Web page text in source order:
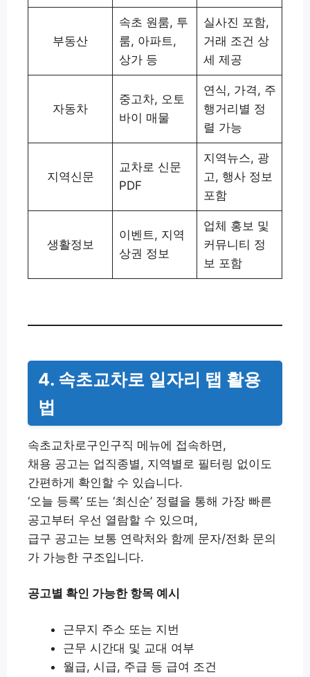
부동산
속초 원룸, 투
룸, 아파트,
상가 등
실사진 포함,
거래 조건 상
세 제공
자동차
중고차, 오토
바이 매물
연식, 가격, 주
행거리별 정
렬 가능
지역신문
교차로 신문
PDF
지역뉴스, 광
고, 행사 정보
포함
생활정보
이벤트, 지역
상권 정보
업체 홍보 및
커뮤니티 정
보 포함
4. 속초교차로 일자리 탭 활용
법
속초교차로구인구직 메뉴에 접속하면,
채용 공고는 업직종별, 지역별로 필터링 없이도
간편하게 확인할 수 있습니다.
‘오늘 등록’ 또는 ‘최신순’ 정렬을 통해 가장 빠른
공고부터 우선 열람할 수 있으며,
급구 공고는 보통 연락처와 함께 문자/전화 문의
가 가능한 구조입니다.
공고별 확인 가능한 항목 예시
근무지 주소 또는 지번
근무 시간대 및 교대 여부
월급, 시급, 주급 등 급여 조건